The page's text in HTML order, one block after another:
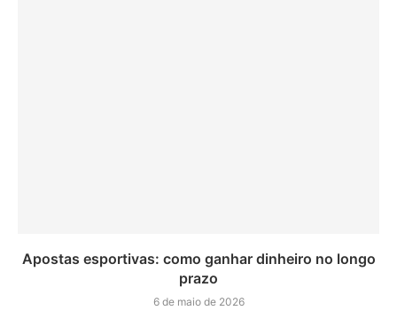
Apostas esportivas: como ganhar dinheiro no longo
prazo
6 de maio de 2026